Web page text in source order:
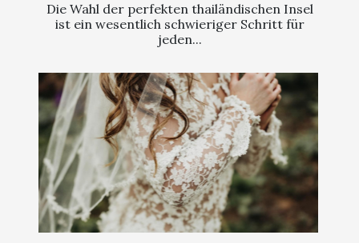
Die Wahl der perfekten thailändischen Insel
ist ein wesentlich schwieriger Schritt für
jeden...